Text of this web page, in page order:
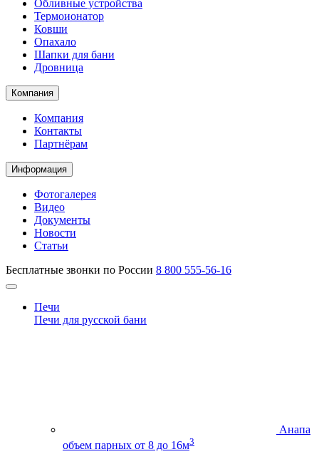
Обливные устройства
Термоионатор
Ковши
Опахало
Шапки для бани
Дровница
Компания
Компания
Контакты
Партнёрам
Информация
Фотогалерея
Видео
Документы
Новости
Статьи
Бесплатные звонки по России 8 800 555-56-16
Печи
Печи для русской бани
Анапа
объем парных от 8 до 16м3